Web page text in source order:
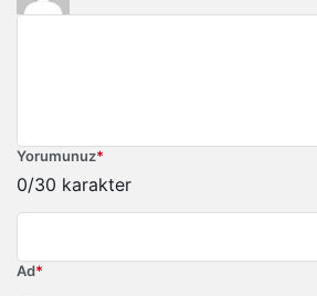
Yorumunuz*
0/30 karakter
Ad*